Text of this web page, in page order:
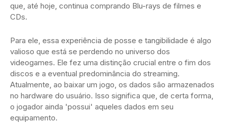
que, até hoje, continua comprando Blu-rays de filmes e
CDs.
Para ele, essa experiência de posse e tangibilidade é algo
valioso que está se perdendo no universo dos
videogames. Ele fez uma distinção crucial entre o fim dos
discos e a eventual predominância do streaming.
Atualmente, ao baixar um jogo, os dados são armazenados
no hardware do usuário. Isso significa que, de certa forma,
o jogador ainda 'possui' aqueles dados em seu
equipamento.